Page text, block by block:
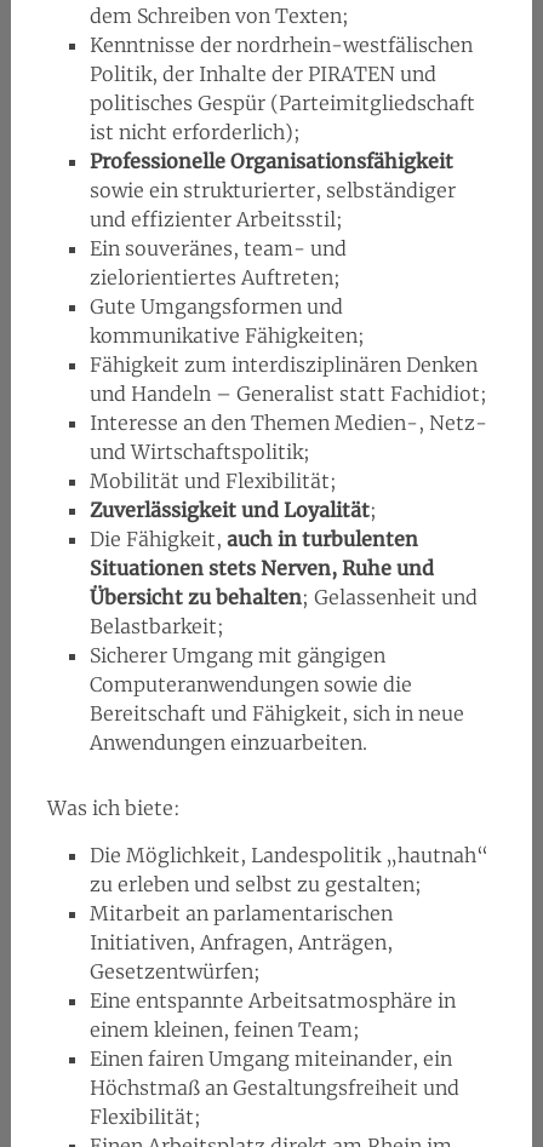
dem Schreiben von Texten;
Kenntnisse der nordrhein-westfälischen
Politik, der Inhalte der PIRATEN und
politisches Gespür (Parteimitgliedschaft
ist nicht erforderlich);
Professionelle Organisationsfähigkeit
sowie ein strukturierter, selbständiger
und effizienter Arbeitsstil;
Ein souveränes, team- und
zielorientiertes Auftreten;
Gute Umgangsformen und
kommunikative Fähigkeiten;
Fähigkeit zum interdisziplinären Denken
und Handeln – Generalist statt Fachidiot;
Interesse an den Themen Medien-, Netz-
und Wirtschaftspolitik;
Mobilität und Flexibilität;
Zuverlässigkeit und Loyalität;
Die Fähigkeit, auch in turbulenten
Situationen stets Nerven, Ruhe und
Übersicht zu behalten; Gelassenheit und
Belastbarkeit;
Sicherer Umgang mit gängigen
Computeranwendungen sowie die
Bereitschaft und Fähigkeit, sich in neue
Anwendungen einzuarbeiten.
Was ich biete:
Die Möglichkeit, Landespolitik „hautnah“
zu erleben und selbst zu gestalten;
Mitarbeit an parlamentarischen
Initiativen, Anfragen, Anträgen,
Gesetzentwürfen;
Eine entspannte Arbeitsatmosphäre in
einem kleinen, feinen Team;
Einen fairen Umgang miteinander, ein
Höchstmaß an Gestaltungsfreiheit und
Flexibilität;